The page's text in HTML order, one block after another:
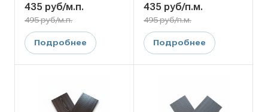
435 руб/м.п.
495 руб/м.п.
Подробнее
435 руб/п.м.
495 руб/п.м.
Подробнее